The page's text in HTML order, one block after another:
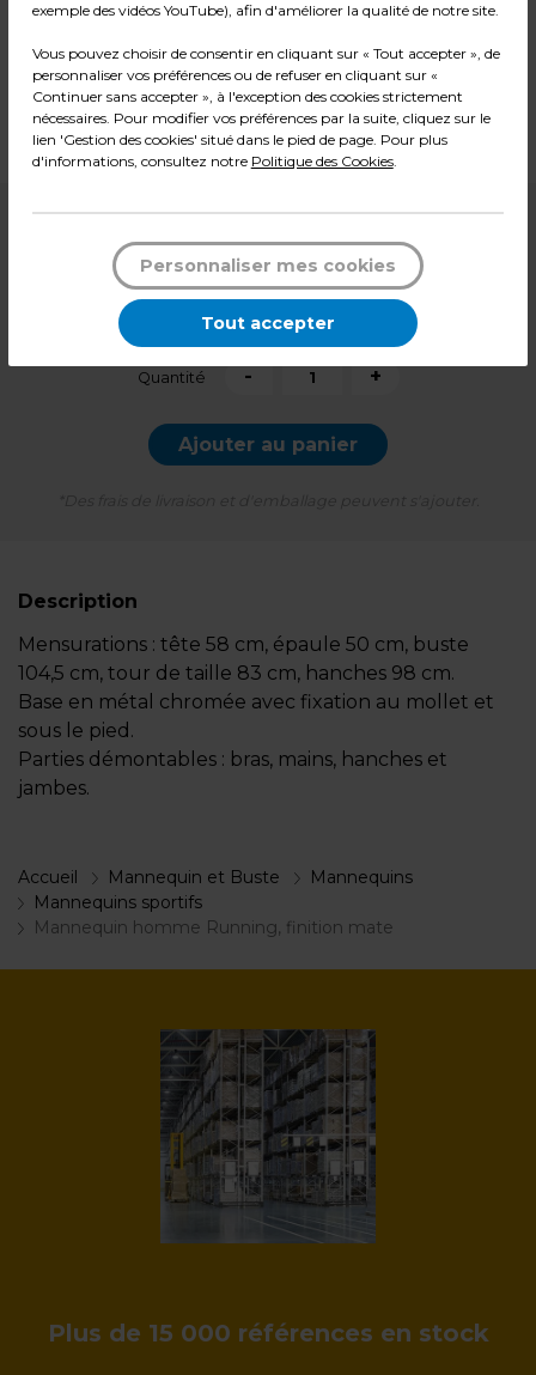
Code :
Couleur : Gris anthracite
Matière : Fibre de verre
Dimensions : H 186 cm
Poids : 18,96 kg
371,99€ TTC*
l'unité
Quantité - +
Ajouter au panier
Description
Mensurations : tête 58 cm, épaule 50 cm, buste
104,5 cm, tour de taille 83 cm, hanches 98 cm.
Base en métal chromée avec fixation au mollet et
sous le pied.
Parties démontables : bras, mains, hanches et
jambes.
Accueil Mannequin et Buste
Mannequins
Mannequins sportifs
Mannequin homme Running, finition mate
Plus de 15 000 références en stock
exemple des vidéos YouTube), afin d'améliorer la qualité de notre site.
Vous pouvez choisir de consentir en cliquant sur « Tout accepter », de
personnaliser vos préférences ou de refuser en cliquant sur «
Continuer sans accepter », à l'exception des cookies strictement
nécessaires. Pour modifier vos préférences par la suite, cliquez sur le
lien 'Gestion des cookies' situé dans le pied de page. Pour plus
d'informations, consultez notre Politique des Cookies.
Personnaliser mes cookies
Tout accepter